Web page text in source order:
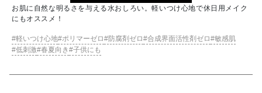
お肌に自然な明るさを与える水おしろい。軽いつけ心地で休日用メイク
にもオススメ！
軽いつけ心地 ポリマーゼロ 防腐剤ゼロ 合成界面活性剤ゼロ
敏感肌
低刺激 春夏向き 子供にも